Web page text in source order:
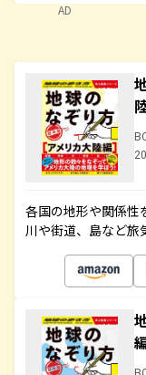
AD
各国の地形や関係性
川や街道、島など旅